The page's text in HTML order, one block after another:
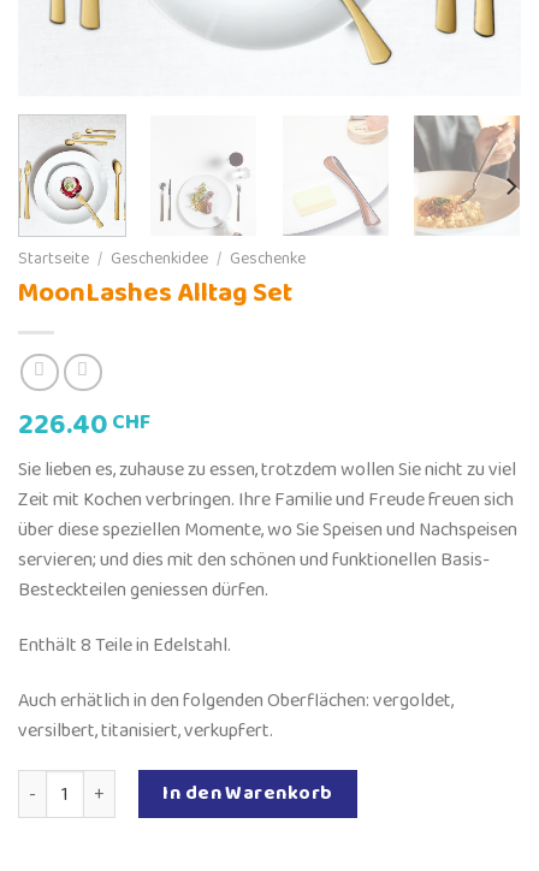
Startseite / Geschenkidee / Geschenke
MoonLashes Alltag Set
226.40CHF
Sie lieben es, zuhause zu essen, trotzdem wollen Sie nicht zu viel
Zeit mit Kochen verbringen. Ihre Familie und Freude freuen sich
über diese speziellen Momente, wo Sie Speisen und Nachspeisen
servieren; und dies mit den schönen und funktionellen Basis-
Besteckteilen geniessen dürfen.
Enthält 8 Teile in Edelstahl.
Auch erhätlich in den folgenden Oberflächen: vergoldet,
versilbert, titanisiert, verkupfert.
MoonLashes Alltag Set Menge
In den Warenkorb